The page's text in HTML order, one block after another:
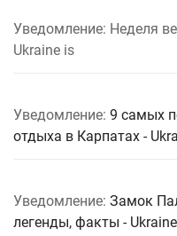
Уведомление: Неделя
Ukraine is
Уведомление: 9 самых
отдыха в Карпатах -
Уведомление: Замок
легенды, факты -